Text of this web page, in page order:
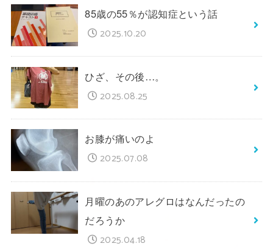
85歳の55％が認知症という話
2025.10.20
ひざ、その後…。
2025.08.25
お膝が痛いのよ
2025.07.08
月曜のあのアレグロはなんだったの
だろうか
2025.04.18